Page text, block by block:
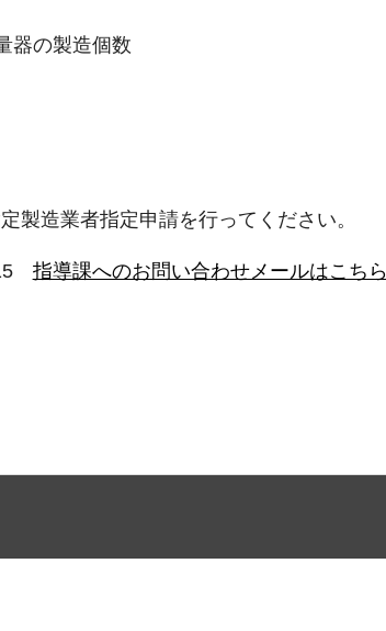
器の製造個数
製造業者指定申請を行ってください。
指導課へのお問い合わせメールはこち